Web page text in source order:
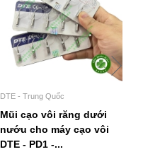
DTE - Trung Quốc
Mũi cạo vôi răng dưới
nướu cho máy cạo vôi
DTE - PD1 -...